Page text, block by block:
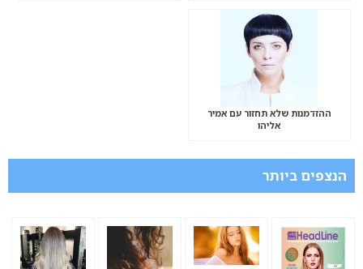
ההזדמנות שלא תחזור עם אמיר
אליהו
הנצפים ביותר